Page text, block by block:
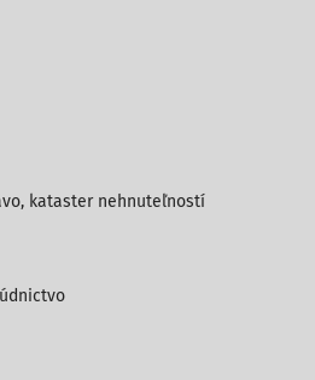
kataster nehnuteľností